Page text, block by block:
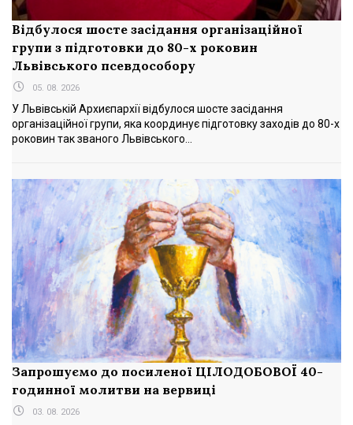
Відбулося шосте засідання організаційної
групи з підготовки до 80-х роковин
Львівського псевдособору
05. 08. 2026
У Львівській Архиєпархії відбулося шосте засідання
організаційної групи, яка координує підготовку заходів до 80-х
роковин так званого Львівського...
Запрошуємо до посиленої ЦІЛОДОБОВОЇ 40-
годинної молитви на вервиці
03. 08. 2026